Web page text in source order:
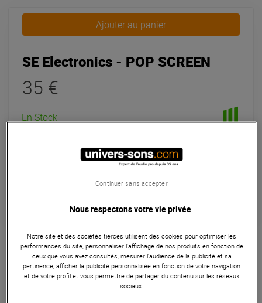
Ajouter au panier
SE Electronics - POP SCREEN
35 €
En Stock
Habituellement expédié sous 5 jours
Retrait magasin en 6 jour(s)
à Univers-sons
Microphones
Filtre antipop en métal.
ARTICLE N° 31724
Nous respectons votre vie privée
Notre site et des sociétés tierces utilisent des cookies pour optimiser les
performances du site, personnaliser l’affichage de nos produits en fonction de
ceux que vous avez consultés, mesurer l'audience de la publicité et sa
pertinence, afficher la publicité personnalisée en fonction de votre navigation
et de votre profil et vous permettre de partager du contenu sur les réseaux
sociaux.
Continuer sans accepter